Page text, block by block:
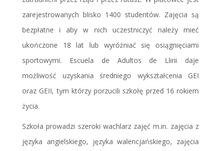
zarejestrowanych blisko 1400 studentów. Zajęcia są
bezpłatne i aby w nich uczestniczyć należy mieć
ukończone 18 lat lub wyróżniać się osiągnięciami
sportowymi. Escuela de Adultos de Llirii daje
możliwość uzyskania średniego wykształcenia GEI
oraz GEII, tym którzy porzucili szkołę przed 16 rokiem
życia.
Szkoła prowadzi szeroki wachlarz zajęć m.in. zajęcia z
języka angielskiego, języka walencjańskiego, zajęcia